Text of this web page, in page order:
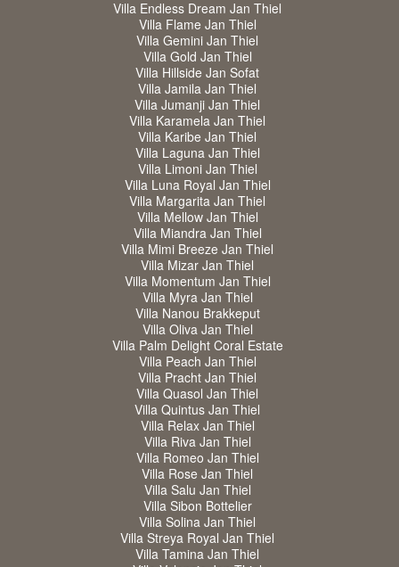
Villa Endless Dream Jan Thiel
Villa Flame Jan Thiel
Villa Gemini Jan Thiel
Villa Gold Jan Thiel
Villa Hillside Jan Sofat
Villa Jamila Jan Thiel
Villa Jumanji Jan Thiel
Villa Karamela Jan Thiel
Villa Karibe Jan Thiel
Villa Laguna Jan Thiel
Villa Limoni Jan Thiel
Villa Luna Royal Jan Thiel
Villa Margarita Jan Thiel
Villa Mellow Jan Thiel
Villa Miandra Jan Thiel
Villa Mimi Breeze Jan Thiel
Villa Mizar Jan Thiel
Villa Momentum Jan Thiel
Villa Myra Jan Thiel
Villa Nanou Brakkeput
Villa Oliva Jan Thiel
Villa Palm Delight Coral Estate
Villa Peach Jan Thiel
Villa Pracht Jan Thiel
Villa Quasol Jan Thiel
Villa Quintus Jan Thiel
Villa Relax Jan Thiel
Villa Riva Jan Thiel
Villa Romeo Jan Thiel
Villa Rose Jan Thiel
Villa Salu Jan Thiel
Villa Sibon Bottelier
Villa Solina Jan Thiel
Villa Streya Royal Jan Thiel
Villa Tamina Jan Thiel